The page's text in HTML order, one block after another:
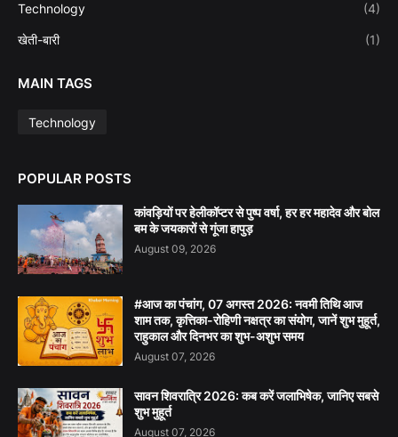
Technology (4)
खेती-बारी (1)
MAIN TAGS
Technology
POPULAR POSTS
कांवड़ियों पर हेलीकॉप्टर से पुष्प वर्षा, हर हर महादेव और बोल
बम के जयकारों से गूंजा हापुड़
August 09, 2026
#आज का पंचांग, 07 अगस्त 2026: नवमी तिथि आज
शाम तक, कृत्तिका-रोहिणी नक्षत्र का संयोग, जानें शुभ मुहूर्त,
राहुकाल और दिनभर का शुभ-अशुभ समय
August 07, 2026
सावन शिवरात्रि 2026: कब करें जलाभिषेक, जानिए सबसे
शुभ मुहूर्त
August 07, 2026